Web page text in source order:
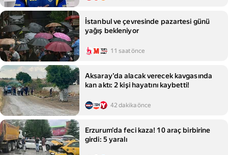
İstanbul ve çevresinde pazartesi günü
yağış bekleniyor
11 saat önce
Aksaray’da alacak verecek kavgasında
kan aktı: 2 kişi hayatını kaybetti!
42 dakika önce
Erzurum'da feci kaza! 10 araç birbirine
girdi: 5 yaralı